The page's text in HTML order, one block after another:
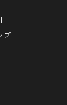
プ